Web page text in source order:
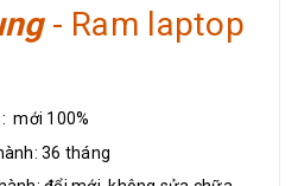
- Ram laptop
mới 100%
36 tháng